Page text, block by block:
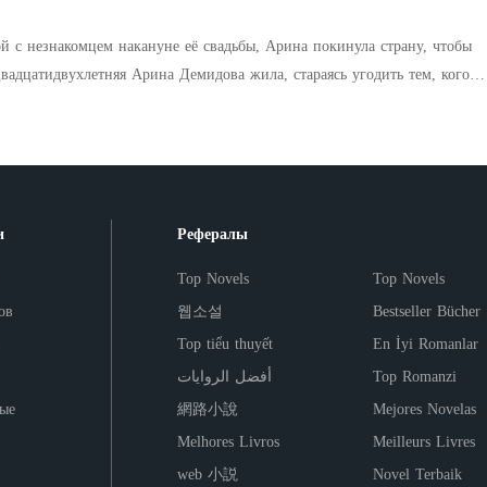
ей редкий бриллиант: «Моя женщина заслуживает самого
подходил к концу, она попыталась уйти, но он притянул её к
контракт длился вечно».
с незнакомцем накануне её свадьбы, Арина покинула страну, чтобы
Арина Демидова жила, стараясь угодить тем, кого
это, пробиваясь по правильному пути?
Рефералы
Top Novels
Top Novels
웹소설
Bestseller Bücher
Top tiểu thuyết
En İyi Romanlar
أفضل الروايات
Top Romanzi
網路小說
Mejores Novelas
Melhores Livros
Meilleurs Livres
web 小説
Novel Terbaik